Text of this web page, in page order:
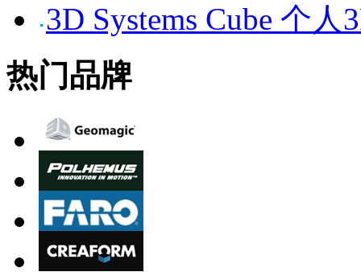
3D Systems Cube 个人
热门品牌